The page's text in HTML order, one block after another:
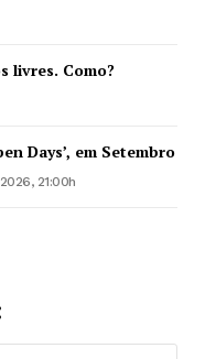
livres. Como?
Days’, em Setembro
21:00h